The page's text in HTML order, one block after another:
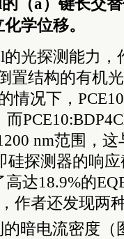
学位移。
的光探测能力
置结构的有机
情况下，
nm范围，
硅探测器的响
高达18.9%的
作者还发现两
的暗电流密度（